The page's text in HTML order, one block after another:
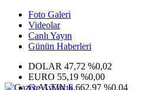
Foto Galeri
Videolar
Canlı Yayın
Günün Haberleri
DOLAR 47,72 %0,02
EURO 55,19 %0,00
G.ALTIN6.662,97 %0,04